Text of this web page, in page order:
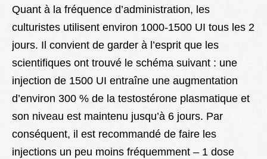
Quant à la fréquence d’administration, les
culturistes utilisent environ 1000-1500 UI tous les 2
jours. Il convient de garder à l’esprit que les
scientifiques ont trouvé le schéma suivant : une
injection de 1500 UI entraîne une augmentation
d’environ 300 % de la testostérone plasmatique et
son niveau est maintenu jusqu’à 6 jours. Par
conséquent, il est recommandé de faire les
injections un peu moins fréquemment – 1 dose